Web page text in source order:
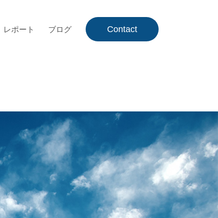
レポート ブログ Contact